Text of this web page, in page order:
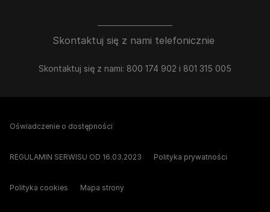
Skontaktuj się z nami telefonicznie
Skontaktuj się z nami: 800 174 902 i 801 315 005
Oświadczenie o dostępności
REGULAMIN SERWISU OD 16.03.2023 Polityka prywatności
Polityka cookies Mapa strony